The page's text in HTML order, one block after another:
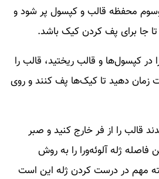
محفظه قالب و کپسول پر شود و
جا برای پف کردن کیک باشد.
در کپسول‌ها و قالب ریختید، قالب را
زمان دهید تا کیک‌ها پف کنند و روی
قالب را از فر خارج کنید و صبر
ژله آلوئه‌ورا را به روش
مهم در درست کردن ژله این است